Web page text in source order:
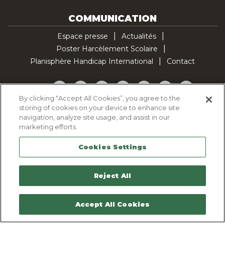
COMMUNICATION
Espace presse
Actualités
Poster Harcèlement Scolaire
Planisphère Handicap International
Contact
Facebook
TwitterYouTubePinterestInstagramLinkedInTikTok
Politique d'utilisation des cookies
Politique de confidentialité
Mentions légales
Plan du site
Contactez-nous
By clicking “Accept All Cookies”, you agree to the
storing of cookies on your device to enhance site
navigation, analyze site usage, and assist in our
marketing efforts.
Cookies Settings
Reject All
Accept All Cookies